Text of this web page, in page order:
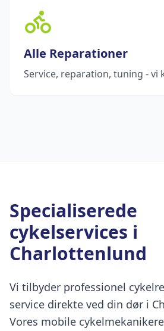
Alle Reparationer
Service, reparation, tuning - vi
Specialiserede
cykelservices i
Charlottenlund
Vi tilbyder professionel
service direkte ved din dør i
Vores mobile